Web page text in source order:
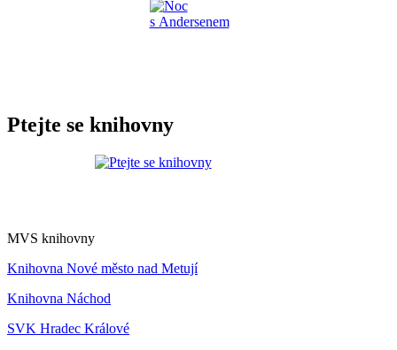
Ptejte se knihovny
MVS knihovny
Knihovna Nové město nad Metují
Knihovna Náchod
SVK Hradec Králové